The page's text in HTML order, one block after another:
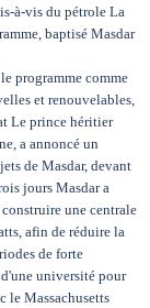
à-vis du pétrole La
baptisé Masdar
programme comme
et renouvelables,
Le prince héritier
a annoncé un
de Masdar, devant
jours Masdar a
une centrale
afin de réduire la
de forte
université pour
le Massachusetts